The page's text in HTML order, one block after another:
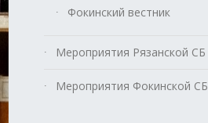
Фокинский вестник
Мероприятия Рязанской СБ
Мероприятия Фокинской СБ